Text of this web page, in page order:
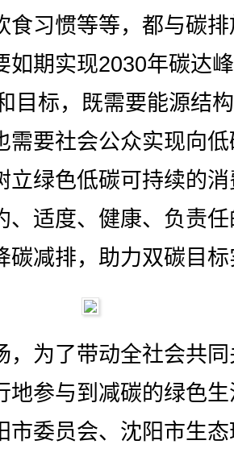
食习惯等等，都与碳
如期实现2030年碳达
目标，既需要能源结
需要社会公众实现向
立绿色低碳可持续的
、适度、健康、负责
碳减排，助力双碳目
为了带动全社会共同
地参与到减碳的绿色
市委员会、沈阳市生